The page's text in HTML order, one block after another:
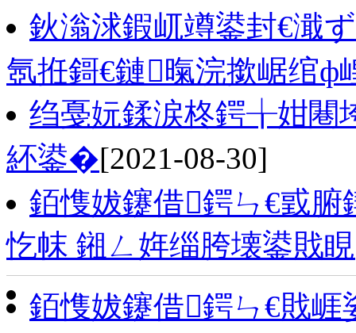
鈥滃浗鍜屼竴鍙封€濈
氬拰鎶€鏈暣浣撳崌绾
绉戞妧鍒涙柊鍔╁姏闀
紑鍙�[2021-08-30]
銆愯妭鑳借鍔ㄣ€戜
忔帓 鎺ㄥ姩缁胯壊鍙戝睍
銆愯妭鑳借鍔ㄣ€戝